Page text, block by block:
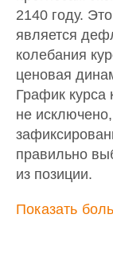
2140 году.
является
колебания
ценовая
График курса
не
правильно
из позиции.
Показать